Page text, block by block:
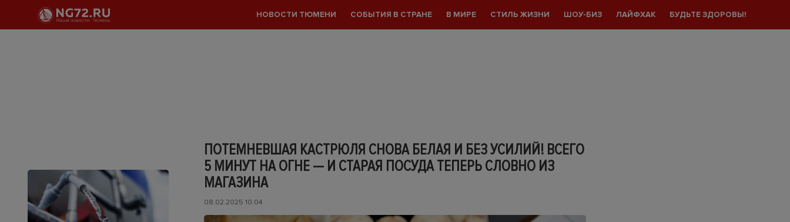
НОВОСТИ ТЮМЕНИ СОБЫТИЯ В СТРАНЕ В МИРЕ СТИЛЬ ЖИЗНИ ШОУ-БИЗ ЛАЙФХАК БУДЬТЕ ЗДОРОВЫ!
ПОТЕМНЕВШАЯ КАСТРЮЛЯ СНОВА БЕЛАЯ И БЕЗ УСИЛИЙ! ВСЕГО
5 МИНУТ НА ОГНЕ — И СТАРАЯ ПОСУДА ТЕПЕРЬ СЛОВНО ИЗ
МАГАЗИНА
08.02.2025 10:04